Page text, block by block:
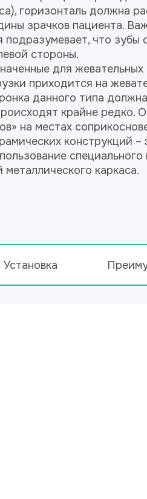
горизонталь должна
зрачков пациента.
подразумевает, что зубы
стороны.
для
приходится на
данного типа
крайне редко.
на местах
конструкций –
каркаса.
Установка